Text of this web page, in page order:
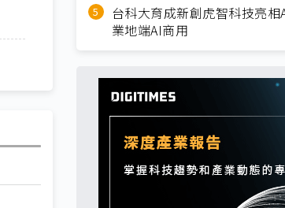
台科大育成新創虎智科技亮相
業地端AI商用